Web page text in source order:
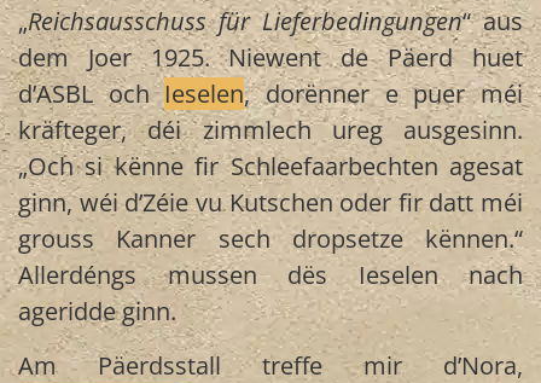
„Reichsausschuss für Lieferbedingungen“ aus
dem Joer 1925. Niewent de Päerd huet
d’ASBL ochIeselen, dorënner e puer méi
kräfteger, déi zimmlech ureg ausgesinn.
„Och si kënne fir Schleefaarbechten agesat
ginn, wéi d’Zéie vu Kutschen oder fir datt méi
grouss Kanner sech dropsetze kënnen.“
Allerdéngs mussen dës Ieselen nach
ageridde ginn.
Am Päerdsstall treffe mir d’Nora,